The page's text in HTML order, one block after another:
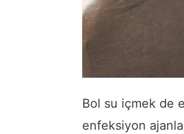
Bol su içmek de
enfeksiyon